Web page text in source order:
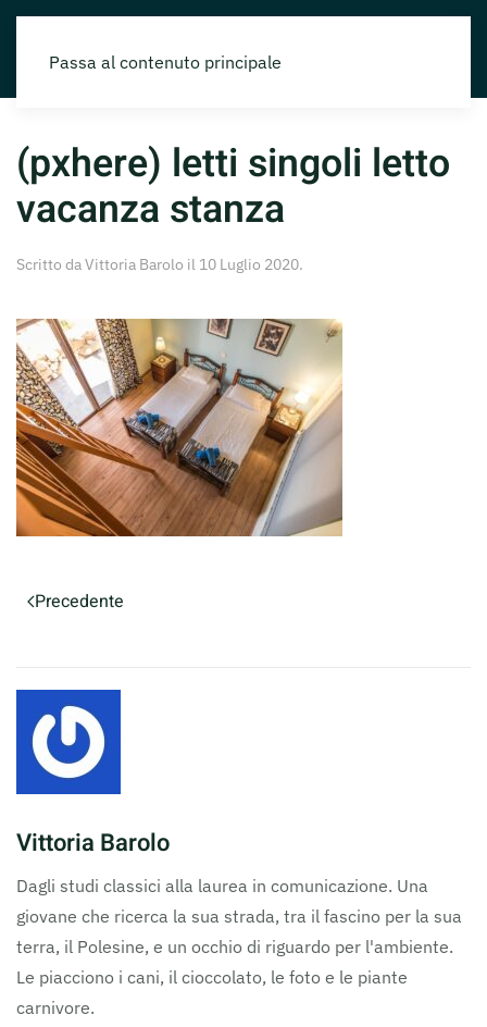
Passa al contenuto principale
(pxhere) letti singoli letto
vacanza stanza
Scritto daVittoria Barolo il 10 Luglio 2020.
Precedente
Vittoria Barolo
Dagli studi classici alla laurea in comunicazione. Una
giovane che ricerca la sua strada, tra il fascino per la sua
terra, il Polesine, e un occhio di riguardo per l'ambiente.
Le piacciono i cani, il cioccolato, le foto e le piante
carnivore.